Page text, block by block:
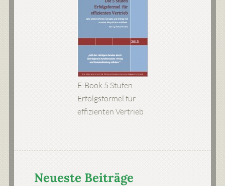
E-Book 5 Stufen
Erfolgsformel für
effizienten Vertrieb
Neueste Beiträge